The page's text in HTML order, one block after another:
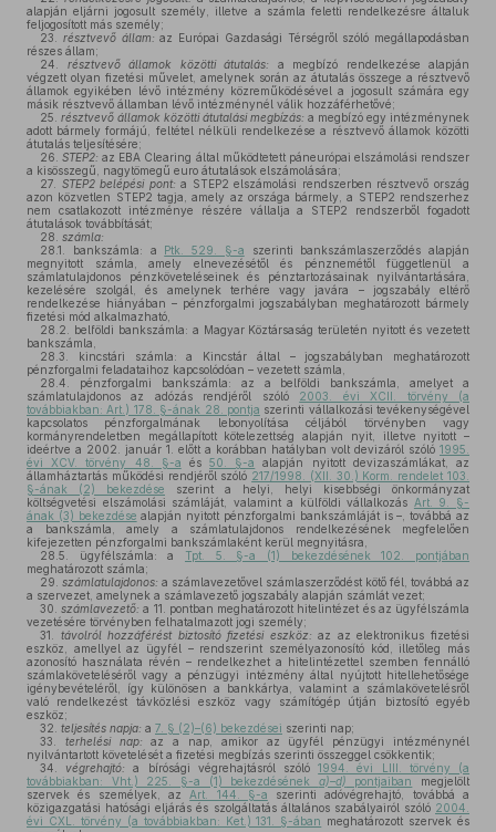
alapján eljárni jogosult személy, illetve a számla feletti rendelkezésre általuk
feljogosított más személy;
23.
résztvevő állam: az Európai Gazdasági Térségről szóló megállapodásban
részes állam;
24.
résztvevő államok közötti átutalás: a megbízó rendelkezése alapján
végzett olyan fizetési művelet, amelynek során az átutalás összege a résztvevő
államok egyikében lévő intézmény közreműködésével a jogosult számára egy
másik résztvevő államban lévő intézménynél válik hozzáférhetővé;
25. résztvevő államok közötti átutalási megbízás: a megbízó egy intézménynek
adott bármely formájú, feltétel nélküli rendelkezése a résztvevő államok közötti
átutalás teljesítésére;
26. STEP2: az EBA Clearing által működtetett páneurópai elszámolási rendszer
a kisösszegű, nagytömegű euro átutalások elszámolására;
27.
STEP2 belépési pont: a STEP2 elszámolási rendszerben résztvevő ország
azon közvetlen STEP2 tagja, amely az országa bármely, a STEP2 rendszerhez
nem csatlakozott intézménye részére vállalja a STEP2 rendszerből fogadott
átutalások továbbítását;
28. számla:
28.1. bankszámla: a Ptk. 529. §-a szerinti bankszámlaszerződés alapján
megnyitott számla, amely elnevezésétől és pénznemétől függetlenül a
számlatulajdonos pénzköveteléseinek és pénztartozásainak nyilvántartására,
kezelésére szolgál, és amelynek terhére vagy javára – jogszabály eltérő
rendelkezése hiányában – pénzforgalmi jogszabályban meghatározott bármely
fizetési mód alkalmazható,
28.2. belföldi bankszámla: a Magyar Köztársaság területén nyitott és vezetett
bankszámla,
28.3. kincstári számla: a Kincstár által – jogszabályban meghatározott
pénzforgalmi feladataihoz kapcsolódóan – vezetett számla,
28.4. pénzforgalmi bankszámla: az a belföldi bankszámla, amelyet a
számlatulajdonos az adózás rendjéről szóló 2003. évi XCII. törvény (a
továbbiakban: Art.) 178. §-ának 28. pontja szerinti vállalkozási tevékenységével
kapcsolatos pénzforgalmának lebonyolítása céljából törvényben vagy
kormányrendeletben megállapított kötelezettség alapján nyit, illetve nyitott –
ideértve a 2002. január 1. előtt a korábban hatályban volt devizáról szóló 1995.
évi XCV. törvény 48. §-a és50. §-a
alapján nyitott devizaszámlákat, az
államháztartás működési rendjéről szóló 217/1998. (XII. 30.) Korm. rendelet 103.
§-ának (2) bekezdése szerint a helyi, helyi kisebbségi önkormányzat
költségvetési elszámolási számláját, valamint a külföldi vállalkozás Art. 9. §-
ának (3) bekezdése alapján nyitott pénzforgalmi bankszámláját is –, továbbá az
a bankszámla, amely a számlatulajdonos rendelkezésének megfelelően
kifejezetten pénzforgalmi bankszámlaként kerül megnyitásra,
28.5. ügyfélszámla: a Tpt. 5. §-a (1) bekezdésének 102. pontjában
meghatározott számla;
29. számlatulajdonos: a számlavezetővel számlaszerződést kötő fél, továbbá az
a szervezet, amelynek a számlavezető jogszabály alapján számlát vezet;
30.
számlavezető: a 11. pontban meghatározott hitelintézet és az ügyfélszámla
vezetésére törvényben felhatalmazott jogi személy;
31.
távolról hozzáférést biztosító fizetési eszköz: az az elektronikus fizetési
eszköz, amellyel az ügyfél – rendszerint személyazonosító kód, illetőleg más
azonosító használata révén – rendelkezhet a hitelintézettel szemben fennálló
számlaköveteléséről vagy a pénzügyi intézmény által nyújtott hitellehetősége
igénybevételéről, így különösen a bankkártya, valamint a számlakövetelésről
való rendelkezést távközlési eszköz vagy számítógép útján biztosító egyéb
eszköz;
32. teljesítés napja: a 7. § (2)–(6) bekezdései szerinti nap;
33.
terhelési nap: az a nap, amikor az ügyfél pénzügyi intézménynél
nyilvántartott követelését a fizetési megbízás szerinti összeggel csökkentik;
34.
végrehajtó: a bírósági végrehajtásról szóló1994. évi LIII. törvény (a
továbbiakban: Vht.) 225. §-a (1) bekezdésének a)–d) pontjaiban
megjelölt
szervek és személyek, az Art. 144. §-a szerinti adóvégrehajtó, továbbá a
közigazgatási hatósági eljárás és szolgáltatás általános szabályairól szóló 2004.
évi CXL. törvény (a továbbiakban: Ket.) 131. §-ában meghatározott szervek és